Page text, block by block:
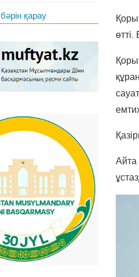
Айта
бәрін қарау